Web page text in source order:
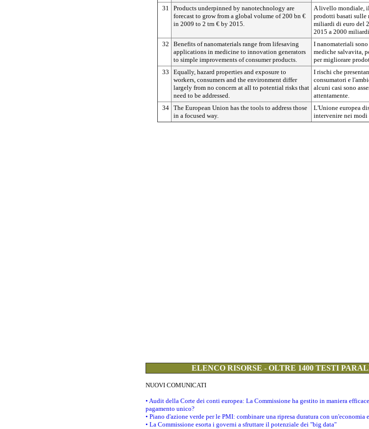
31
Products underpinned by nanotechnology are
forecast to grow from a global volume of 200 bn €
in 2009 to 2 trn € by 2015.
A livello mondiale,
prodotti basati sulle
miliardi di euro del
2015 a 2000
32
Benefits of nanomaterials range from lifesaving
applications in medicine to innovation generators
to simple improvements of consumer products.
I nanomateriali
mediche salvavita,
per migliorare
33
Equally, hazard properties and exposure to
workers, consumers and the environment differ
largely from no concern at all to potential risks that
need to be addressed.
I rischi che
consumatori e
alcuni casi sono
attentamente.
34 The European Union has the tools to address those
in a focused way.
L'Unione europea
intervenire nei
ELENCO RISORSE - OLTRE 1400 TESTI
NUOVI COMUNICATI
• Audit della Corte dei conti europea: La Commissione ha gestito in maniera
pagamento unico?
• Piano d'azione verde per le PMI: combinare una ripresa duratura con
• La Commissione esorta i governi a sfruttare il potenziale dei "big data"